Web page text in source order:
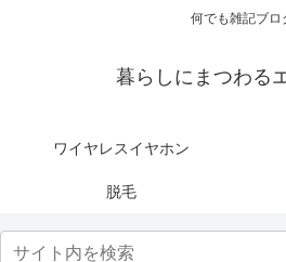
何でも雑記ブロ
暮らしにまつわる
ワイヤレスイヤホン
脱毛